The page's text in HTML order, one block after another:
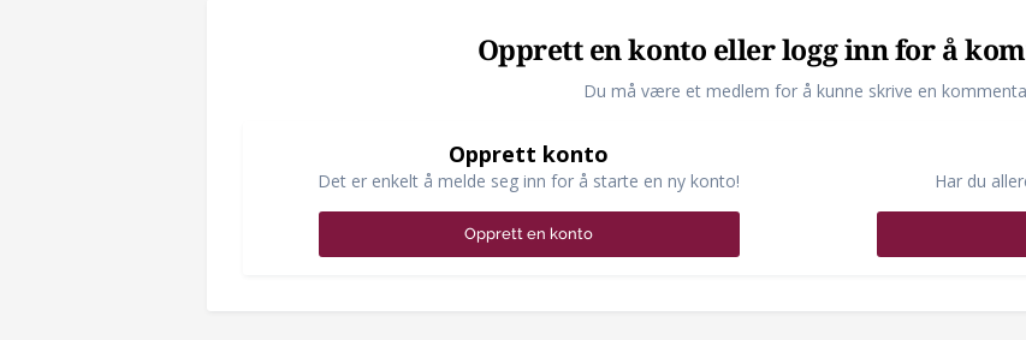
Opprett en konto eller logg inn for å
Du må være et medlem for å kunne skrive en
Opprett konto
Det er enkelt å melde seg inn for å starte en ny konto!
Opprett en konto
Har du